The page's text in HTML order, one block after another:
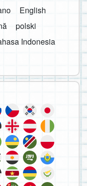
English
polski
Indonesia